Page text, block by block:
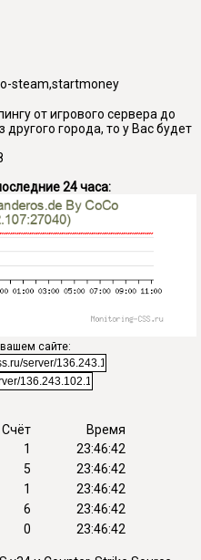
steam,startmoney
от игрового сервера до
города, то у Вас будет
24 часа:
сайте:
Счёт
Время
1
23:46:42
5
23:46:42
1
23:46:42
6
23:46:42
0 23:46:42